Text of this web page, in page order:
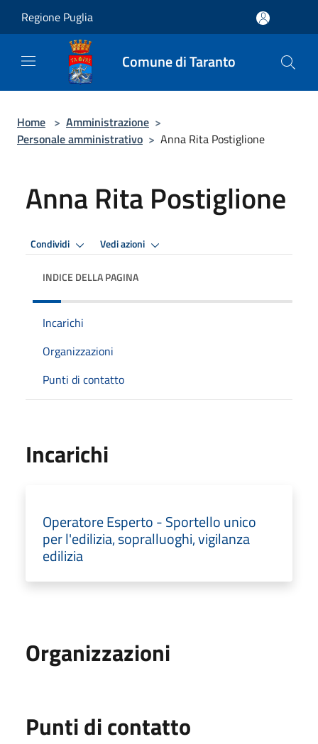
Regione Puglia
Comune di Taranto
Home > Amministrazione >
Personale amministrativo > Anna Rita Postiglione
Anna Rita Postiglione
Condividi Vedi azioni
INDICE DELLA PAGINA
Incarichi
Organizzazioni
Punti di contatto
Incarichi
Operatore Esperto - Sportello unico
per l'edilizia, sopralluoghi, vigilanza
edilizia
Organizzazioni
Punti di contatto